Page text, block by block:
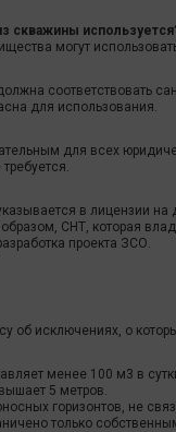
скважины
могут
соответствовать
для использования.
для всех
в лицензии
СНТ, которая
проекта ЗСО.
об исключениях, о
менее 100 м3 в
5 метров.
горизонтов, не
только